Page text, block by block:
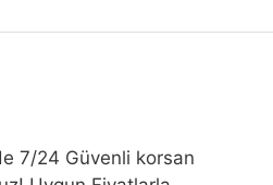
7/24 Güvenli korsan